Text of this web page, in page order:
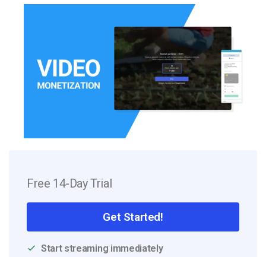
Free 14-Day Trial
Get Started!
Start streaming immediately